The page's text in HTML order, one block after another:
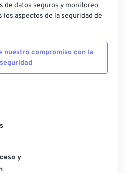
de datos seguros y monitoreo
los aspectos de la seguridad de
nuestro compromiso con la
seguridad
y